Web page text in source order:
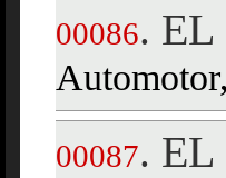
00086. EL
Automotor,
00087. EL